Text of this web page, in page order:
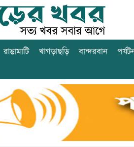
রাঙামাটি খাগড়াছড়ি বান্দরবান